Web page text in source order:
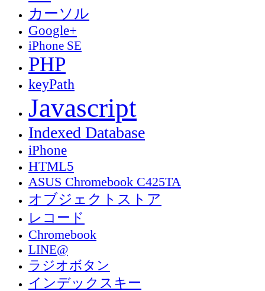
カーソル
Google+
iPhone SE
PHP
keyPath
Javascript
Indexed Database
iPhone
HTML5
ASUS Chromebook C425TA
オブジェクトストア
レコード
Chromebook
LINE@
ラジオボタン
インデックスキー